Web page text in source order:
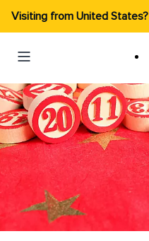
Visiting from United States?